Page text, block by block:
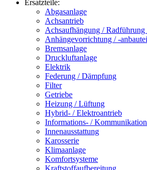
Ersatzteile:
Abgasanlage
Achsantrieb
Achsaufhängung / Radführung
Anhängevorrichtung / -
Bremsanlage
Druckluftanlage
Elektrik
Federung / Dämpfung
Filter
Getriebe
Heizung / Lüftung
Hybrid- / Elektroantrieb
Informations- /
Innenausstattung
Karosserie
Klimaanlage
Komfortsysteme
Kraftstoffaufbereitung